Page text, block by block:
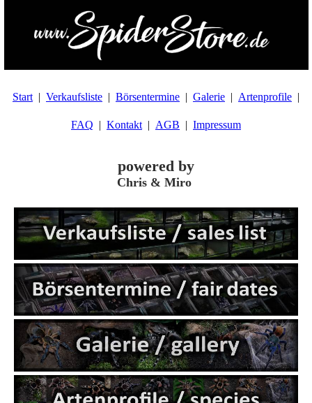
Start Verkaufsliste Börsentermine Galerie Artenprofile
FAQ Kontakt AGB Impressum
powered by
Chris & Miro